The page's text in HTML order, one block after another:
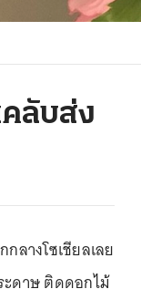
ลับส่ง
ลางโซเชียลเลย
ดาษ ติดดอกไม้